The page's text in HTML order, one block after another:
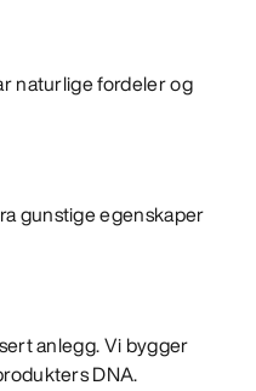
naturlige fordeler og
gunstige egenskaper
anlegg. Vi bygger
DNA.